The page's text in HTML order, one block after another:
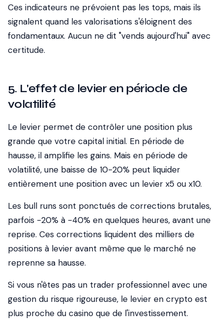
Ces indicateurs ne prévoient pas les tops, mais ils
signalent quand les valorisations s'éloignent des
fondamentaux. Aucun ne dit "vends aujourd'hui" avec
certitude.
5. L'effet de levier en période de
volatilité
Le levier permet de contrôler une position plus
grande que votre capital initial. En période de
hausse, il amplifie les gains. Mais en période de
volatilité, une baisse de 10-20% peut liquider
entièrement une position avec un levier x5 ou x10.
Les bull runs sont ponctués de corrections brutales,
parfois -20% à -40% en quelques heures, avant une
reprise. Ces corrections liquident des milliers de
positions à levier avant même que le marché ne
reprenne sa hausse.
Si vous n'êtes pas un trader professionnel avec une
gestion du risque rigoureuse, le levier en crypto est
plus proche du casino que de l'investissement.